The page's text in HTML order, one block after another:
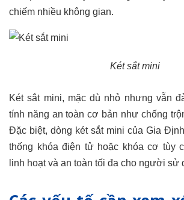
chiếm nhiều không gian.
Két sắt mini
Két sắt mini, mặc dù nhỏ nhưng vẫn
tính năng an toàn cơ bản như chống
Đặc biệt, dòng két sắt mini của Gia
thống khóa điện tử hoặc khóa cơ tùy
linh hoạt và an toàn tối đa cho người sử